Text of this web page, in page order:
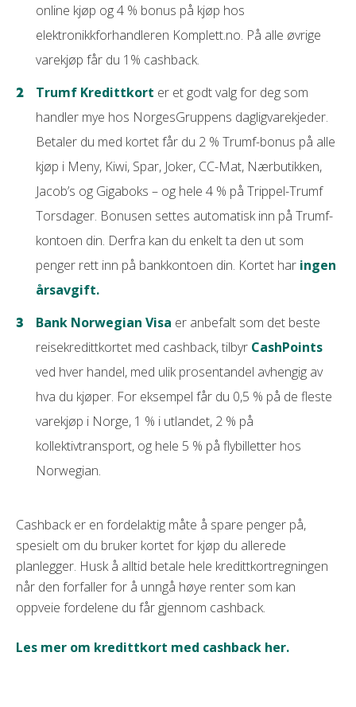
online kjøp og 4 % bonus på kjøp hos
elektronikkforhandleren Komplett.no. På alle øvrige
varekjøp får du 1% cashback.
Trumf Kredittkort er et godt valg for deg som
handler mye hos NorgesGruppens dagligvarekjeder.
Betaler du med kortet får du 2 % Trumf-bonus på alle
kjøp i Meny, Kiwi, Spar, Joker, CC-Mat, Nærbutikken,
Jacob’s og Gigaboks – og hele 4 % på Trippel-Trumf
Torsdager. Bonusen settes automatisk inn på Trumf-
kontoen din. Derfra kan du enkelt ta den ut som
penger rett inn på bankkontoen din. Kortet har ingen
årsavgift​​.
Bank Norwegian Visa er anbefalt som det beste
reisekredittkortet med cashback, tilbyr CashPoints
ved hver handel, med ulik prosentandel avhengig av
hva du kjøper. For eksempel får du 0,5 % på de fleste
varekjøp i Norge, 1 % i utlandet, 2 % på
kollektivtransport, og hele 5 % på flybilletter hos
Norwegian​​.
Cashback er en fordelaktig måte å spare penger på,
spesielt om du bruker kortet for kjøp du allerede
planlegger. Husk å alltid betale hele kredittkortregningen
når den forfaller for å unngå høye renter som kan
oppveie fordelene du får gjennom cashback.
Les mer om kredittkort med cashback her.